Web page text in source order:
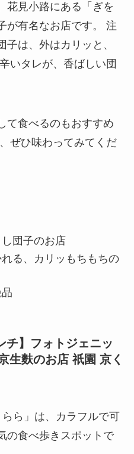
花見小路にある「ぎを
が有名なお店です。 注
は、外はカリッと、
いタレが、香ばしい団
て食べるのもおすすめ
ぜひ味わってみてくだ
団子のお店
る、カリッもちもちの
チ】フォトジェニッ
生麩のお店 祇園 京く
らら」は、カラフルで可
の食べ歩きスポットで